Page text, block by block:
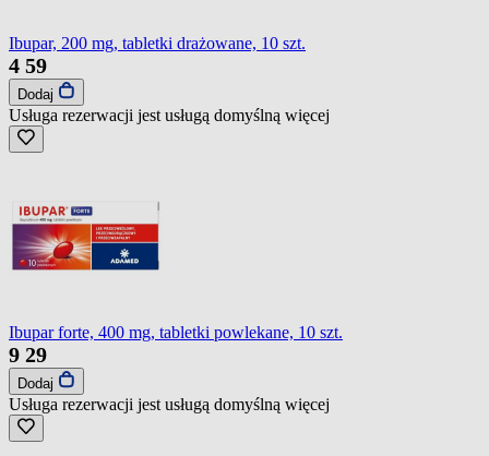
Ibupar, 200 mg, tabletki drażowane, 10 szt.
4 59
Dodaj
Usługa rezerwacji jest usługą domyślną więcej
Ibupar forte, 400 mg, tabletki powlekane, 10 szt.
9 29
Dodaj
Usługa rezerwacji jest usługą domyślną więcej